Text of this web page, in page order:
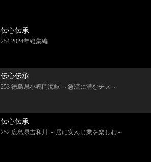
伝心伝承
254 2024年総集編
伝心伝承
253 徳島県小鳴門海峡 ～急流に潜むチヌ～
伝心伝承
252 広島県吉和川 ～居に安んじ業を楽しむ～